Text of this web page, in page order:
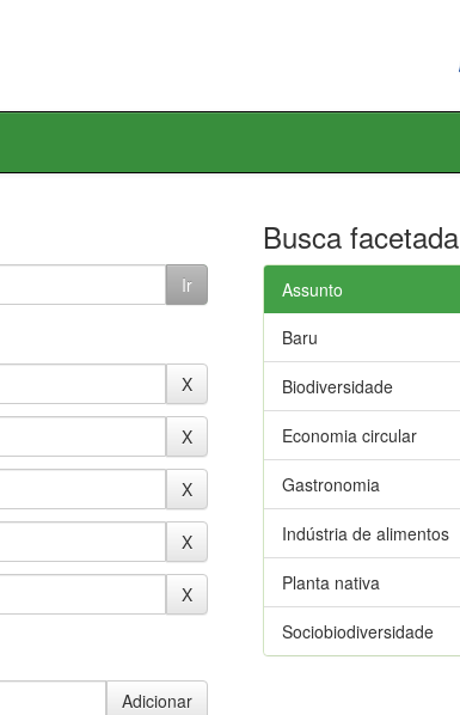
Busca facetada
Assunto
Baru
Biodiversidade
Economia circular
Gastronomia
Indústria de alimentos
Planta nativa
Sociobiodiversidade